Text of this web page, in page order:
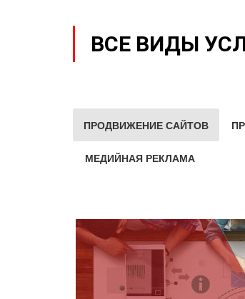
ВСЕ ВИДЫ
ПРОДВИЖЕНИЕ САЙТОВ
МЕДИЙНАЯ РЕКЛАМА